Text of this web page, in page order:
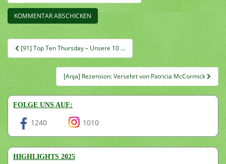
Beitragsnavigation
[91] Top Ten Thursday – Unsere 10 …
[Anja] Rezension: Versehrt von Patricia McCormick
FOLGE UNS AUF:
1240 1010
HIGHLIGHTS 2025